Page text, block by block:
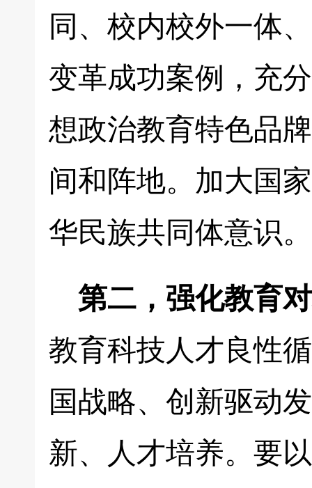
同、校内校外一体
变革成功案例，充
想政治教育特色品
间和阵地。加大国
华民族共同体意识。
第二，强化教育
教育科技人才良性
国战略、创新驱动
新、人才培养。要